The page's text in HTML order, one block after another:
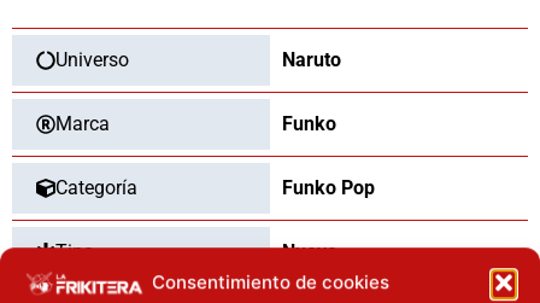
Consentimiento de cookies
Universo Naruto
Marca Funko
Categoría Funko Pop
Tipo Nuevo